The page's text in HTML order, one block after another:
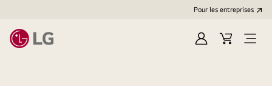
Pour les entreprises
Se
Panier